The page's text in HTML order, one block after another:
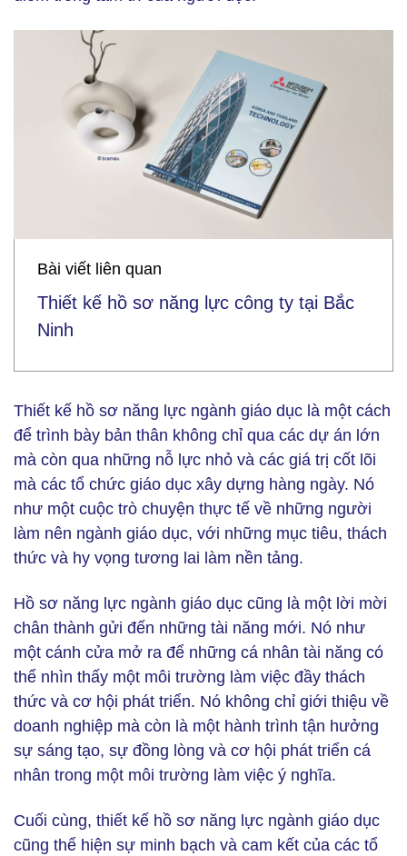
Bài viết liên quan
Thiết kế hồ sơ năng lực công ty tại Bắc
Ninh
Thiết kế hồ sơ năng lực ngành giáo dục là một cách
để trình bày bản thân không chỉ qua các dự án lớn
mà còn qua những nỗ lực nhỏ và các giá trị cốt lõi
mà các tổ chức giáo dục xây dựng hàng ngày. Nó
như một cuộc trò chuyện thực tế về những người
làm nên ngành giáo dục, với những mục tiêu, thách
thức và hy vọng tương lai làm nền tảng.
Hồ sơ năng lực ngành giáo dục cũng là một lời mời
chân thành gửi đến những tài năng mới. Nó như
một cánh cửa mở ra để những cá nhân tài năng có
thể nhìn thấy một môi trường làm việc đầy thách
thức và cơ hội phát triển. Nó không chỉ giới thiệu về
doanh nghiệp mà còn là một hành trình tận hưởng
sự sáng tạo, sự đồng lòng và cơ hội phát triển cá
nhân trong một môi trường làm việc ý nghĩa.
Cuối cùng, thiết kế hồ sơ năng lực ngành giáo dục
cũng thể hiện sự minh bạch và cam kết của các tổ